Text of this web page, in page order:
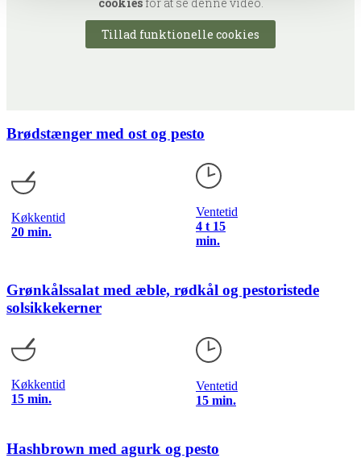
Tillad funktionelle cookies
Brødstænger med ost og pesto
Køkkentid
20 min.
Ventetid
4 t 15
min.
Grønkålssalat med æble, rødkål og pestoristede
solsikkekerner
Køkkentid
15 min.
Ventetid
15 min.
Hashbrown med agurk og pesto